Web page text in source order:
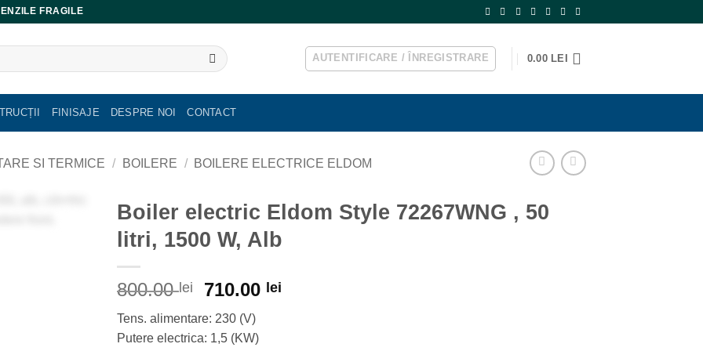
FRAGILE
AUTENTIFICARE / ÎNREGISTRARE 0.00 LEI
FINISAJE DESPRE NOI CONTACT
SI TERMICE / BOILERE / BOILERE ELECTRICE ELDOM
Boiler electric Eldom Style 72267WNG , 50
litri, 1500 W, Alb
800.00 lei
Prețul
a
fost:
710.00 lei
Tens. alimentare: 230 (V)
Putere electrica: 1,5 (KW)